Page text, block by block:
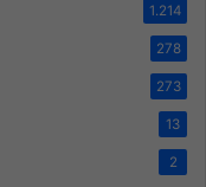
1.214
278
273
13
2